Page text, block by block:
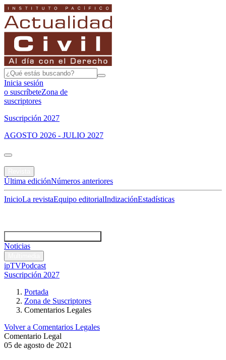
Inicia sesión
o suscríbeteZona de
suscriptores
Suscripción 2027
AGOSTO 2026 - JULIO 2027
Última ediciónNúmeros anteriores
InicioLa revistaEquipo editorialIndizaciónEstadísticas
Noticias
ipTVPodcast
Suscripción 2027
Portada
Zona de Suscriptores
Comentarios Legales
Volver a Comentarios Legales
Comentario Legal
05 de agosto de 2021